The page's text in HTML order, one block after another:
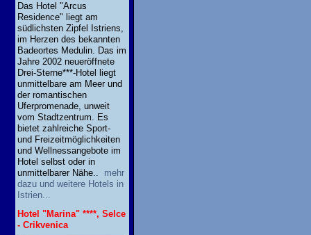
Das Hotel "Arcus
Residence" liegt am
südlichsten Zipfel Istriens,
im Herzen des bekannten
Badeortes Medulin. Das im
Jahre 2002 neueröffnete
Drei-Sterne***-Hotel liegt
unmittelbare am Meer und
der romantischen
Uferpromenade, unweit
vom Stadtzentrum. Es
bietet zahlreiche Sport-
und Freizeitmöglichkeiten
und Wellnessangebote im
Hotel selbst oder in
unmittelbarer Nähe.. mehr
dazu und weitere Hotels in
Istrien...
Hotel "Marina" ****, Selce
- Crikvenica